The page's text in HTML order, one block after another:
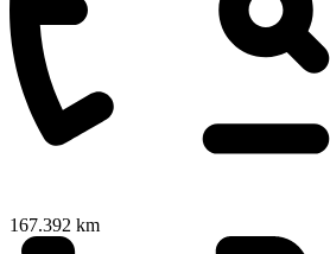
167.392 km